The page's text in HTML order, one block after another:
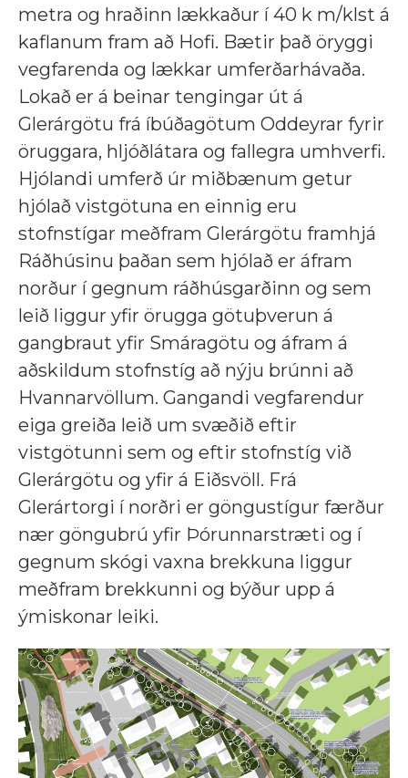
metra og hraðinn lækkaður í 40 k m/klst á
kaflanum fram að Hofi. Bætir það öryggi
vegfarenda og lækkar umferðarhávaða.
Lokað er á beinar tengingar út á
Glerárgötu frá íbúðagötum Oddeyrar fyrir
öruggara, hljóðlátara og fallegra umhverfi.
Hjólandi umferð úr miðbænum getur
hjólað vistgötuna en einnig eru
stofnstígar meðfram Glerárgötu framhjá
Ráðhúsinu þaðan sem hjólað er áfram
norður í gegnum ráðhúsgarðinn og sem
leið liggur yfir örugga götuþverun á
gangbraut yfir Smáragötu og áfram á
aðskildum stofnstíg að nýju brúnni að
Hvannarvöllum. Gangandi vegfarendur
eiga greiða leið um svæðið eftir
vistgötunni sem og eftir stofnstíg við
Glerárgötu og yfir á Eiðsvöll. Frá
Glerártorgi í norðri er göngustígur færður
nær göngubrú yfir Þórunnarstræti og í
gegnum skógi vaxna brekkuna liggur
meðfram brekkunni og býður upp á
ýmiskonar leiki.